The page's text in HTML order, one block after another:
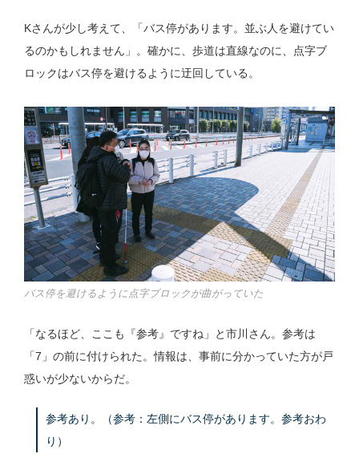
Kさんが少し考えて、「バス停があります。並ぶ人を避けてい
るのかもしれません」。確かに、歩道は直線なのに、点字ブ
ロックはバス停を避けるように迂回している。
バス停を避けるように点字ブロックが曲がっていた
「なるほど、ここも『参考』ですね」と市川さん。参考は
「7」の前に付けられた。情報は、事前に分かっていた方が戸
惑いが少ないからだ。
参考あり。（参考：左側にバス停があります。参考おわ
り）